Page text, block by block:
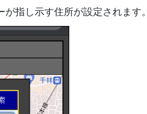
指し示す住所が設定されます。